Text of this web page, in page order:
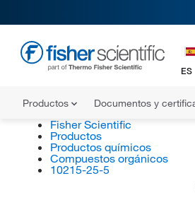
ES
Productos Documentos y
Fisher Scientific
Productos
Productos químicos
Compuestos orgánicos
10215-25-5